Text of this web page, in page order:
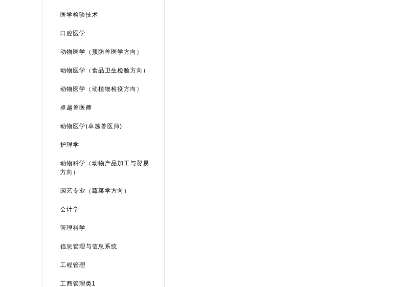
医学检验技术
口腔医学
动物医学（预防兽医学方向）
动物医学（食品卫生检验方向）
动物医学（动植物检疫方向）
卓越兽医师
动物医学(卓越兽医师)
护理学
动物科学（动物产品加工与贸易
方向）
园艺专业（蔬菜学方向）
会计学
管理科学
信息管理与信息系统
工程管理
工商管理类1